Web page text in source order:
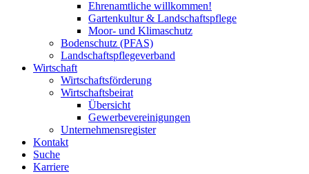
Ehrenamtliche willkommen!
Gartenkultur & Landschaftspflege
Moor- und Klimaschutz
Bodenschutz (PFAS)
Landschaftspflegeverband
Wirtschaft
Wirtschaftsförderung
Wirtschaftsbeirat
Übersicht
Gewerbevereinigungen
Unternehmensregister
Kontakt
Suche
Karriere